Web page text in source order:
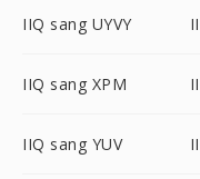
IIQ sang UYVY
IIQ sang XPM
IIQ sang YUV